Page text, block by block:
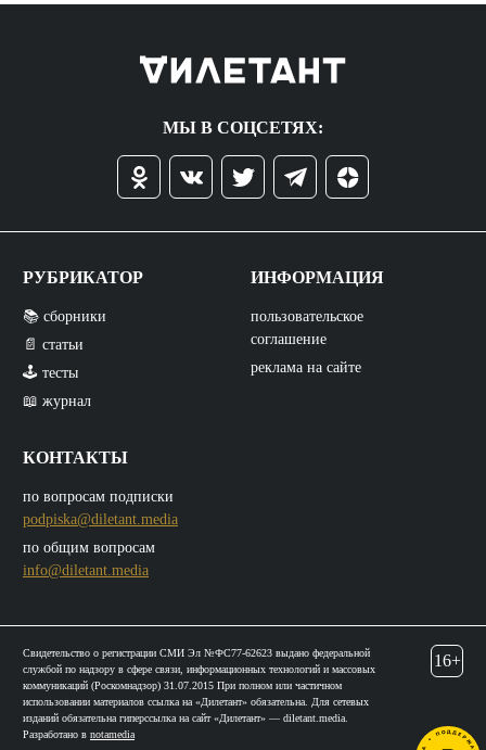
МЫ В СОЦСЕТЯХ:
РУБРИКАТОР
📚 сборники
📄 статьи
🕹️ тесты
📖 журнал
КОНТАКТЫ
по вопросам подписки
podpiska@diletant.media
по общим вопросам
info@diletant.media
ИНФОРМАЦИЯ
пользовательское
соглашение
реклама на сайте
Свидетельство о регистрации СМИ Эл №ФС77-62623 выдано федеральной
службой по надзору в сфере связи, информационных технологий и массовых
коммуникаций (Роскомнадзор) 31.07.2015 При полном или частичном
использовании материалов ссылка на «Дилетант» обязательна. Для сетевых
изданий обязательна гиперссылка на сайт «Дилетант» — diletant.media.
Разработано в notamedia
16+